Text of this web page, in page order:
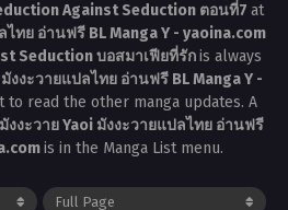
Against Seduction ตอนที่7 at
ไทย อ่านฟรี BL Manga Y - yaoina.com
Seduction บอสมาเฟียที่รักis always
งงะวายแปลไทย อ่านฟรี BL Manga Y -
to read the other manga updates. A
มังงะวาย Yaoi มังงะวายแปลไทย อ่านฟรี
is in the Manga List menu.